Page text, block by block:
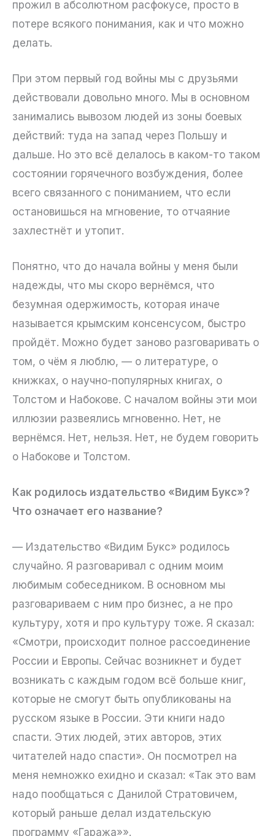
прожил в абсолютном расфокусе, просто в
потере всякого понимания, как и что можно
делать.
При этом первый год войны мы с друзьями
действовали довольно много. Мы в основном
занимались вывозом людей из зоны боевых
действий: туда на запад через Польшу и
дальше. Но это всё делалось в каком-то таком
состоянии горячечного возбуждения, более
всего связанного с пониманием, что если
остановишься на мгновение, то отчаяние
захлестнёт и утопит.
Понятно, что до начала войны у меня были
надежды, что мы скоро вернёмся, что
безумная одержимость, которая иначе
называется крымским консенсусом, быстро
пройдёт. Можно будет заново разговаривать о
том, о чём я люблю, — о литературе, о
книжках, о научно-популярных книгах, о
Толстом и Набокове. С началом войны эти мои
иллюзии развеялись мгновенно. Нет, не
вернёмся. Нет, нельзя. Нет, не будем говорить
о Набокове и Толстом.
Как родилось издательство «Видим Букс»?
Что означает его название?
— Издательство «Видим Букс» родилось
случайно. Я разговаривал с одним моим
любимым собеседником. В основном мы
разговариваем с ним про бизнес, а не про
культуру, хотя и про культуру тоже. Я сказал:
«Смотри, происходит полное рассоединение
России и Европы. Сейчас возникнет и будет
возникать с каждым годом всё больше книг,
которые не смогут быть опубликованы на
русском языке в России. Эти книги надо
спасти. Этих людей, этих авторов, этих
читателей надо спасти». Он посмотрел на
меня немножко ехидно и сказал: «Так это вам
надо пообщаться с Данилой Стратовичем,
который раньше делал издательскую
программу «Гаража»».